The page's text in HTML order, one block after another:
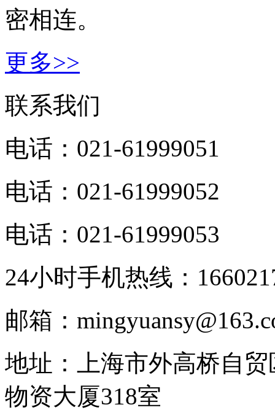
密相连。
更多>>
联系我们
电话：021-61999051
电话：021-61999052
电话：021-61999053
24小时手机热线：
邮箱：
地址：上海市外高桥自
物资大厦318室